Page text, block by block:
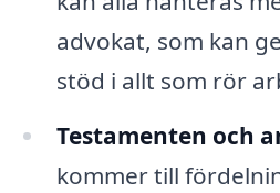
advokat, som kan
stöd i allt som rör
Testamenten och
kommer till